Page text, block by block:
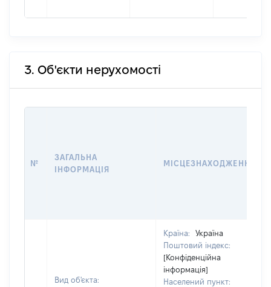
3. Об'єкти нерухомості
№
ЗАГАЛЬНА
ІНФОРМАЦІЯ
МІСЦЕЗНАХОДЖЕННЯ
Вид об'єкта:
Країна:
Україна
Поштовий індекс:
[Конфіденційна
інформація]
Населений пункт: